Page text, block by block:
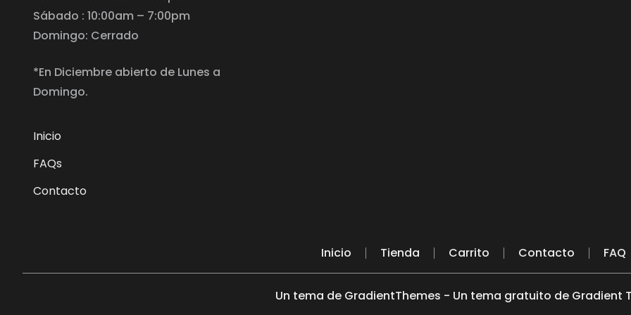
Sábado : 10:00am – 7:00pm
Domingo: Cerrado
*En Diciembre abierto de Lunes a
Domingo.
Inicio
FAQs
Contacto
Inicio Tienda Carrito Contacto FAQ
Un tema de GradientThemes - Un tema gratuito de Gradient